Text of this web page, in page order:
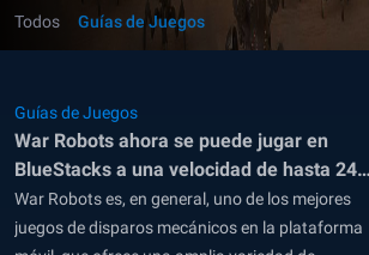
Todos Guías de Juegos
Guías de Juegos
War Robots ahora se puede jugar en
BlueStacks a una velocidad de hasta 240
FPS suave como la seda
War Robots es, en general, uno de los mejores
juegos de disparos mecánicos en la plataforma